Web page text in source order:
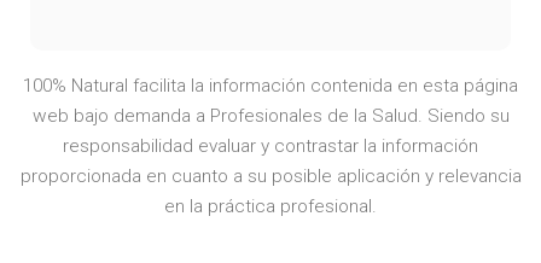
100% Natural facilita la información contenida en esta página
web bajo demanda a Profesionales de la Salud. Siendo su
responsabilidad evaluar y contrastar la información
proporcionada en cuanto a su posible aplicación y relevancia
en la práctica profesional.